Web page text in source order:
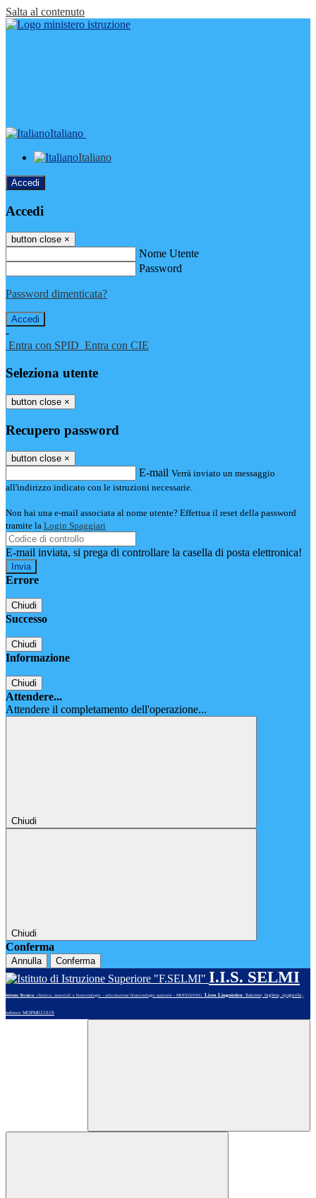
Salta al contenuto
Italiano
Italiano
Accedi
Accedi
button close ×
Nome Utente
Password
Password dimenticata?
-
Entra con SPID Entra con CIE
Seleziona utente
button close ×
Recupero password
button close ×
E-mail Verrà inviato un messaggio
all'indirizzo indicato con le istruzioni necessarie.
Non hai una e-mail associata al nome utente? Effettua il reset della password
tramite la Login Spaggiari
E-mail inviata, si prega di controllare la casella di posta elettronica!
Errore
Chiudi
Successo
Chiudi
Informazione
Chiudi
Attendere...
Attendere il completamento dell'operazione...
Chiudi
Chiudi
Conferma
Annulla Conferma
I.I.S. SELMI
Istituto Tecnico: chimica, materiali e biotecnologie - articolazione biotecnologie sanitarie - MOTE02101G Liceo Linguistico: francese, inglese, spagnolo,
tedesco MOPM021019